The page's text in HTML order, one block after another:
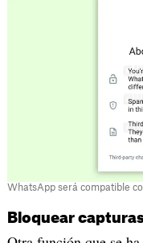
WhatsApp será compatible
Bloquear